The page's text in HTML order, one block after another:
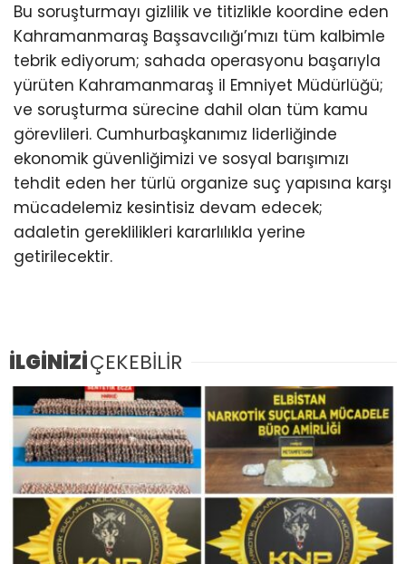
Bu soruşturmayı gizlilik ve titizlikle koordine eden
Kahramanmaraş Başsavcılığı’mızı tüm kalbimle
tebrik ediyorum; sahada operasyonu başarıyla
yürüten Kahramanmaraş il Emniyet Müdürlüğü;
ve soruşturma sürecine dahil olan tüm kamu
görevlileri. Cumhurbaşkanımız liderliğinde
ekonomik güvenliğimizi ve sosyal barışımızı
tehdit eden her türlü organize suç yapısına karşı
mücadelemiz kesintisiz devam edecek;
adaletin gereklilikleri kararlılıkla yerine
getirilecektir.
İLGİNİZİÇEKEBİLİR